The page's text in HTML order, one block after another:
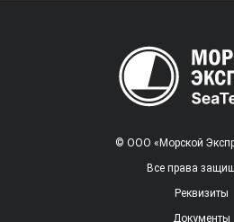
© ООО «Морской
Все права
Реквизиты
Документы